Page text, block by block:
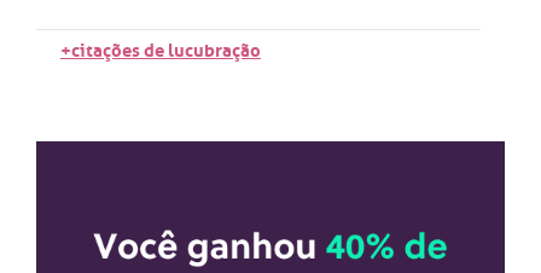
+citações de lucubração